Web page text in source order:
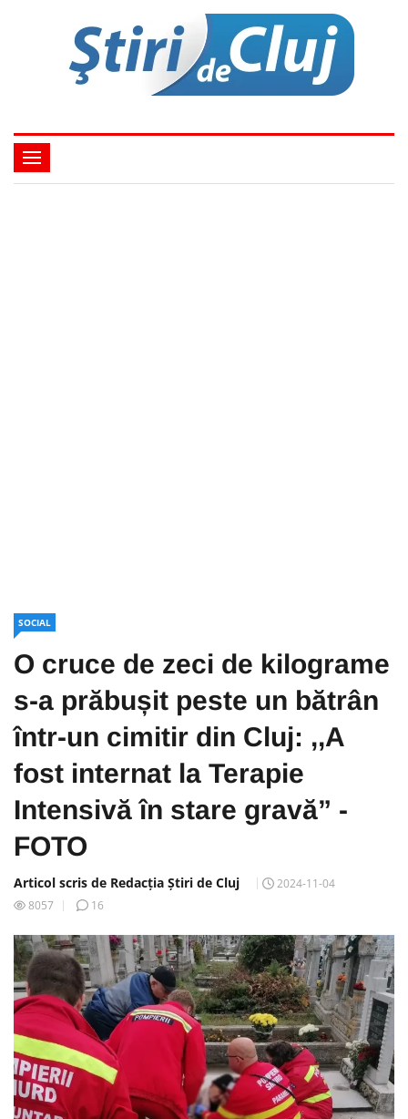
SOCIAL
O cruce de zeci de kilograme
s-a prăbușit peste un bătrân
într-un cimitir din Cluj: ,,A
fost internat la Terapie
Intensivă în stare gravă” -
FOTO
Articol scris de Redacția Știri de Cluj
2024-11-04
8057
16